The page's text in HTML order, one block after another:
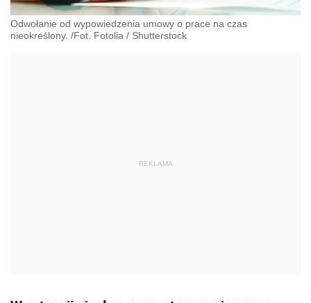
Odwołanie od wypowiedzenia umowy o prace na czas
nieokreślony. /Fot. Fotolia / Shutterstock